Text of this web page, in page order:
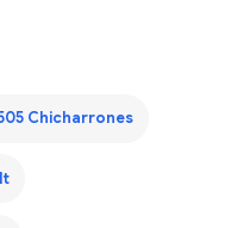
Chicharrones